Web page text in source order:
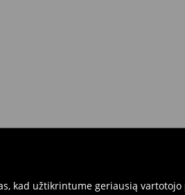
kad užtikrintume geriausią